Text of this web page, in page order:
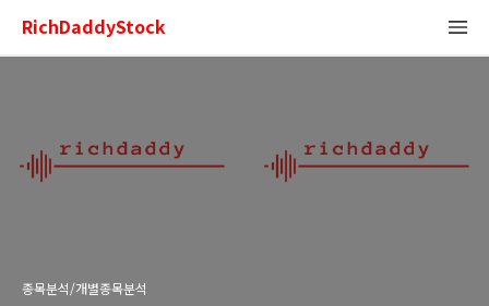
RichDaddyStock
종목분석/개별종목분석